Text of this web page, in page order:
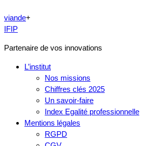
viande+
IFIP
Partenaire de vos innovations
L’institut
Nos missions
Chiffres clés 2025
Un savoir-faire
Index Egalité professionnelle
Mentions légales
RGPD